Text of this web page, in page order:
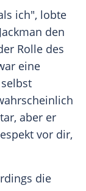
ich", lobte
den
Rolle des
eine
aber er
vor dir,
die